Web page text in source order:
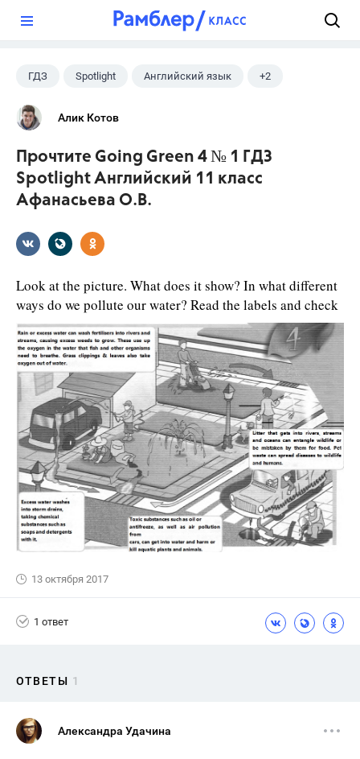
ГДЗ Spotlight Английский язык +2
11 класс
Алик Котов
Прочтите Going Green 4 № 1 ГДЗ
Spotlight Английский 11 класс
Афанасьева О.В.
Look at the picture. What does it show? In what different
ways do we pollute our water? Read the labels and check
13 октября 2017
1 ответ
ОТВЕТЫ 1
Александра Удачина